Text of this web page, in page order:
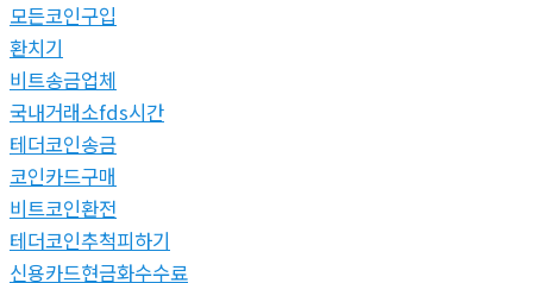
모든코인구입
환치기
비트송금업체
국내거래소fds시간
테더코인송금
코인카드구매
비트코인환전
테더코인추척피하기
신용카드현금화수수료